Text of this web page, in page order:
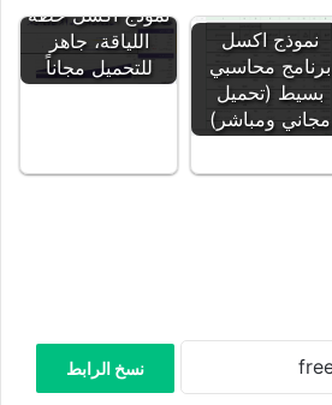
نموذج اكسل
برنامج محاسبي
بسيط (تحميل
مجاني ومباشر)
نموذج اكسل خطة
اللياقة، جاهز
للتحميل مجاناً
نسخ الرابط